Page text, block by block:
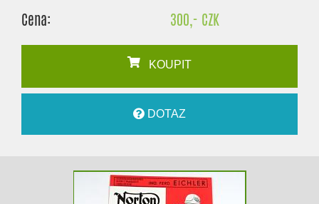
Cena: 300,- CZK
KOUPIT
DOTAZ